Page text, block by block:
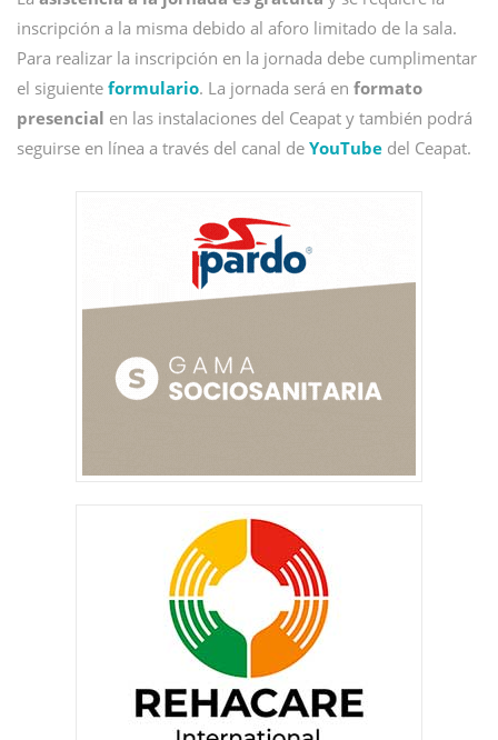
inscripción a la misma debido al aforo limitado de la sala.
Para realizar la inscripción en la jornada debe cumplimentar
el siguiente formulario. La jornada será en formato
presencial en las instalaciones del Ceapat y también podrá
seguirse en línea a través del canal de YouTube del Ceapat.